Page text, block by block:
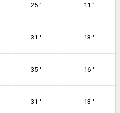
25 ° 11 °
31 ° 13 °
35 ° 16 °
31 ° 13 °